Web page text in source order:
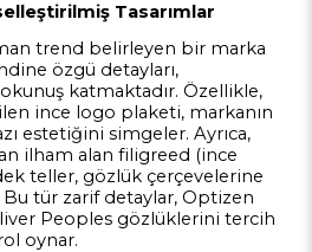
Tasarımlar
trend belirleyen bir marka
özgü detayları,
katmaktadır. Özellikle,
ince logo plaketi, markanın
estetiğini simgeler. Ayrıca,
ilham alan filigreed (ince
teller, gözlük çerçevelerine
tür zarif detaylar, Optizen
Peoples gözlüklerini tercih
oynar.